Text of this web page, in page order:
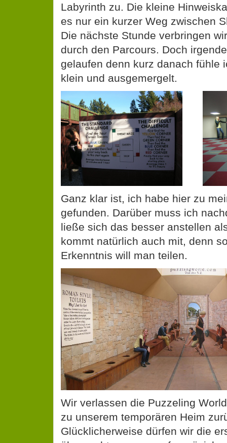
Labyrinth zu. Die kleine
es nur ein kurzer Weg zwischen
Die nächste Stunde verbringen
durch den Parcours. Doch
gelaufen denn kurz danach fühle
klein und ausgemergelt.
Ganz klar ist, ich habe hier zu
gefunden. Darüber muss ich
ließe sich das besser anstellen
kommt natürlich auch mit, denn
Erkenntnis will man teilen.
Wir verlassen die Puzzeling
zu unserem temporären Heim
Glücklicherweise dürfen wir die